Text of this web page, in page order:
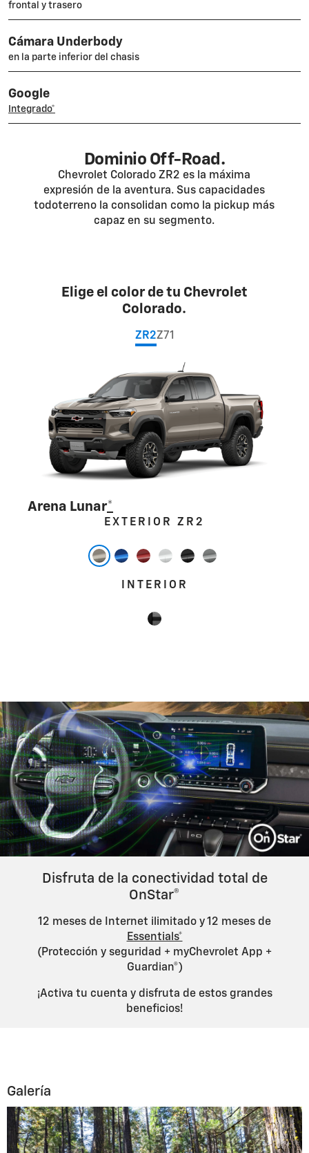
frontal y trasero
Cámara Underbody
en la parte inferior del chasis
Google
Integrado*
Dominio Off-Road.
Chevrolet Colorado ZR2 es la máxima
expresión de la aventura. Sus capacidades
todoterreno la consolidan como la pickup más
capaz en su segmento.
Elige el color de tu Chevrolet
Colorado.
ZR2Z71
EXTERIOR ZR2
INTERIOR
Arena Lunar*
Disfruta de la conectividad total de
OnStar®
12 meses de Internet ilimitado y 12 meses de
Essentials*
(Protección y seguridad + myChevrolet App +
Guardian®)
¡Activa tu cuenta y disfruta de estos grandes
beneficios!
Galería